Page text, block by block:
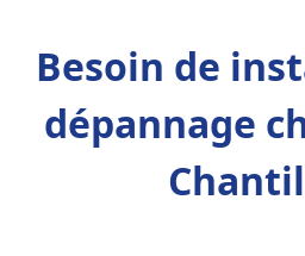
Besoin de
dépannage